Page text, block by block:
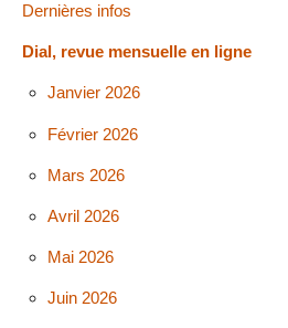
Dernières infos
Dial, revue mensuelle en ligne
Janvier 2026
Février 2026
Mars 2026
Avril 2026
Mai 2026
Juin 2026